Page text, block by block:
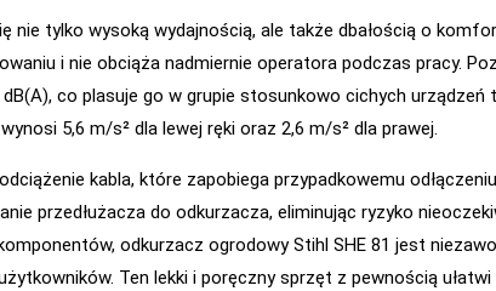
nie tylko wysoką wydajnością, ale także dbałością o
i nie obciąża nadmiernie operatora podczas pracy.
co plasuje go w grupie stosunkowo cichych
5,6 m/s² dla lewej ręki oraz 2,6 m/s² dla prawej.
kabla, które zapobiega przypadkowemu
przedłużacza do odkurzacza, eliminując ryzyko
odkurzacz ogrodowy Stihl SHE 81 jest
Ten lekki i poręczny sprzęt z pewnością